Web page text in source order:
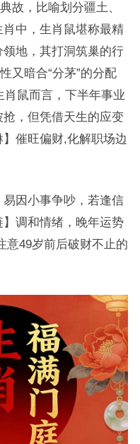
故，比喻划分疆土、
中，生肖鼠堪称最精
地，其打洞筑巢的行
又暗合“分茅”的分配
肖鼠而言，下半年事业
，但凭借天生的应变
催旺偏财,化解职场边
因小事争吵，若逢信
调和情绪，晚年运势
意49岁前后破财不止的